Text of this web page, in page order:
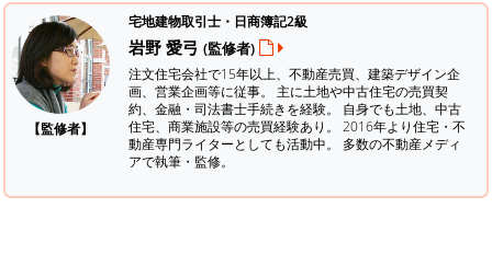
【監修者】
宅地建物取引士・日商簿記2級
岩野 愛弓 (監修者)
注文住宅会社で15年以上、不動産売買、建築デザイン企
画、営業企画等に従事。 主に土地や中古住宅の売買契
約、金融・司法書士手続きを経験。 自身でも土地、中古
住宅、商業施設等の売買経験あり。 2016年より住宅・不
動産専門ライターとしても活動中。 多数の不動産メディ
アで執筆・監修。